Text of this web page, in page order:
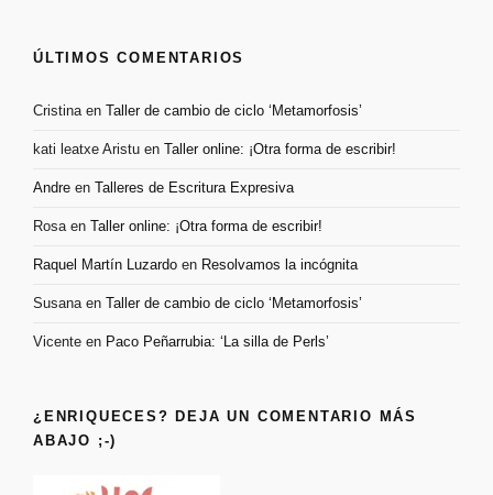
ÚLTIMOS COMENTARIOS
Cristina en Taller de cambio de ciclo ‘Metamorfosis’
kati leatxe Aristu en Taller online: ¡Otra forma de escribir!
Andre en Talleres de Escritura Expresiva
Rosa en Taller online: ¡Otra forma de escribir!
Raquel Martín Luzardo en Resolvamos la incógnita
Susana en Taller de cambio de ciclo ‘Metamorfosis’
Vicente en Paco Peñarrubia: ‘La silla de Perls’
¿ENRIQUECES? DEJA UN COMENTARIO MÁS
ABAJO ;-)